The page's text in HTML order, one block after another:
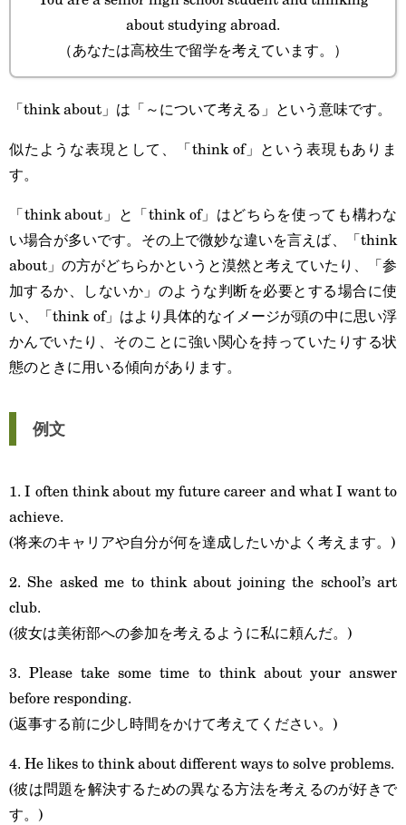
about studying abroad.
（あなたは高校生で留学を考えています。）
「think about」は「～について考える」という意味です。
似たような表現として、「think of」という表現もありま
す。
「think about」と「think of」はどちらを使っても構わな
い場合が多いです。その上で微妙な違いを言えば、「think
about」の方がどちらかというと漠然と考えていたり、「参
加するか、しないか」のような判断を必要とする場合に使
い、「think of」はより具体的なイメージが頭の中に思い浮
かんでいたり、そのことに強い関心を持っていたりする状
態のときに用いる傾向があります。
例文
1. I often think about my future career and what I want to
achieve.
(将来のキャリアや自分が何を達成したいかよく考えます。)
2. She asked me to think about joining the school’s art
club.
(彼女は美術部への参加を考えるように私に頼んだ。)
3. Please take some time to think about your answer
before responding.
(返事する前に少し時間をかけて考えてください。)
4. He likes to think about different ways to solve problems.
(彼は問題を解決するための異なる方法を考えるのが好きで
す。)